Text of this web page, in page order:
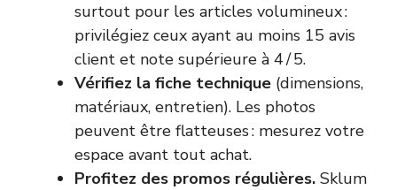
surtout pour les articles volumineux :
privilégiez ceux ayant au moins 15 avis
client et note supérieure à 4 / 5.
Vérifiez la fiche technique (dimensions,
matériaux, entretien). Les photos
peuvent être flatteuses : mesurez votre
espace avant tout achat.
Profitez des promos régulières. Sklum